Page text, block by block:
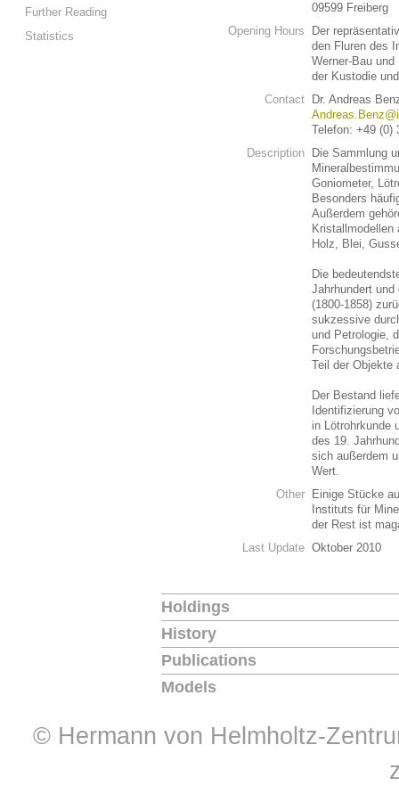
Further Reading
Statistics
09599 Freiberg
Opening Hours
Der
den Fluren des
Werner-Bau
der Kustodie
Contact
Dr. Andreas
Telefon: +49 (0)
Description
Die Sammlung
Goniometer,
Besonders
Außerdem
Kristallmodellen
Holz, Blei,
Die
Jahrhundert
(1800-1858)
sukzessive
und Petrologie,
Teil der Objekte
Der Bestand
Identifizierung
in Lötrohrkunde
des 19.
sich außerdem
Wert.
Other
Einige Stücke
Instituts für
der Rest ist
Last Update Oktober 2010
Holdings
History
Publications
Models
© Hermann von Helmholtz-